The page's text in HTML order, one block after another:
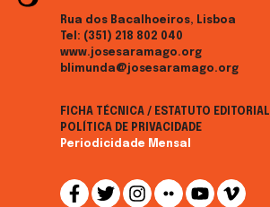
Rua dos Bacalhoeiros, Lisboa
Tel: (351) 218 802 040
www.josesaramago.org
blimunda@josesaramago.org
FICHA TÉCNICA / ESTATUTO EDITORIAL
POLÍTICA DE PRIVACIDADE
Periodicidade Mensal